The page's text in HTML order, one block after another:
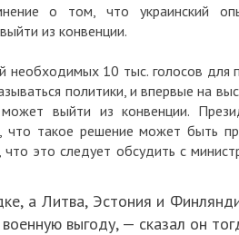
о том, что украинский
из конвенции.
необходимых 10 тыс. голосов для
политики, и впервые на
выйти из конвенции.
что такое решение может быть
это следует обсудить с
а Литва, Эстония и
выгоду, — сказал он